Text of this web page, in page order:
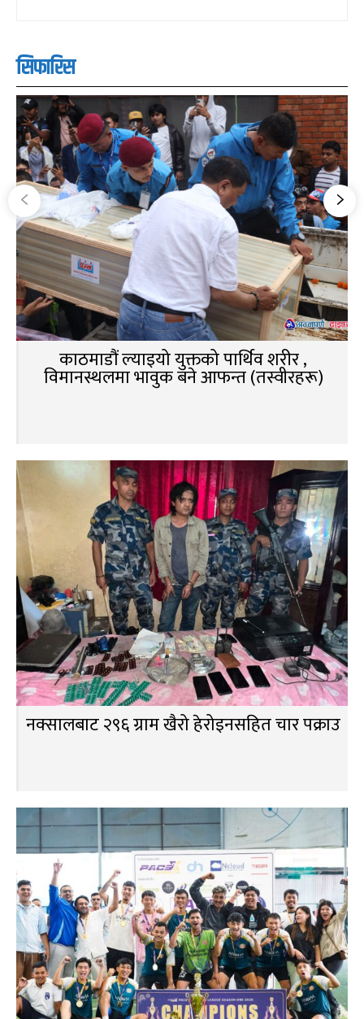
सिफारिस
काठमाडौं ल्याइयो युक्तको पार्थिव शरीर ,
विमानस्थलमा भावुक बने आफन्त (तस्वीरहरू)
नक्सालबाट २९६ ग्राम खैरो हेरोइनसहित चार पक्राउ